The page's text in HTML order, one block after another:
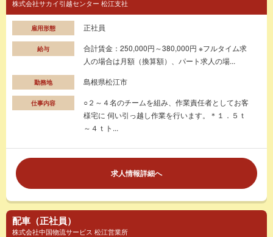
株式会社サカイ引越センター 松江支社
雇用形態 正社員
給与
合計賃金：250,000円～380,000円 ※フルタイム求
人の場合は月額（換算額）、パート求人の場...
勤務地 島根県松江市
仕事内容
○２～４名のチームを組み、作業責任者としてお客
様宅に 伺い引っ越し作業を行います。＊１．５ｔ
～４ｔト...
求人情報詳細へ
配車（正社員）
株式会社中国物流サービス 松江営業所